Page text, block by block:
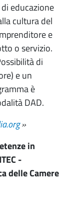
educazione
cultura del
e
o servizio.
di
e un
è
DAD.
»
in
-
delle Camere